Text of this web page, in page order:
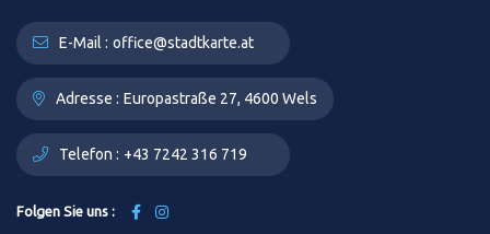
E-Mail : office@stadtkarte.at
Adresse : Europastraße 27, 4600 Wels
Telefon : +43 7242 316 719
Folgen Sie uns :